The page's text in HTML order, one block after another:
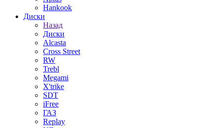
Hankook
Диски
Назад
Диски
Alcasta
Cross Street
RW
Trebl
Megami
X'trike
SDT
iFree
ГАЗ
Replay